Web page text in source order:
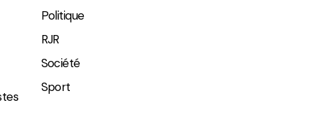
Politique
RJR
Société
Sport